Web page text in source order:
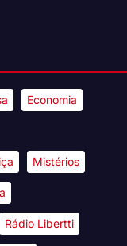
Economia
Mistérios
Rádio Libertti